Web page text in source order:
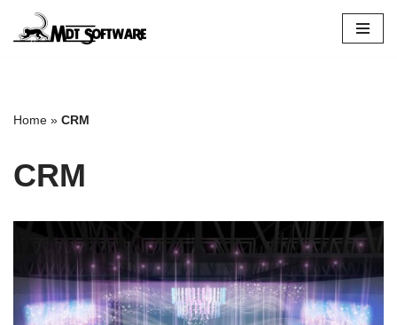
Home » CRM
CRM